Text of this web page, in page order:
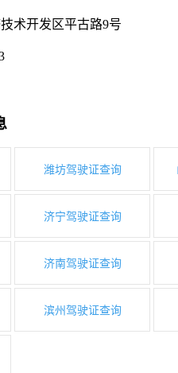
术开发区平古路9号
潍坊驾驶证查询
济宁驾驶证查询
济南驾驶证查询
滨州驾驶证查询